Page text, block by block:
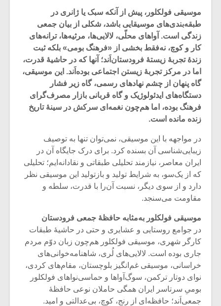
موسیقی فولکلور، پیش از آنکه سبک یا ژانری در
طبقه‌بندی‌های موسیقایی باشد، شکلی از بیان جمعی
زندگی است. آواهای محلّی، لالایی‌ها، مرثیه‌ها، ترانه‌های
کار و کوچ، نه‌فقط بخشی از «فرهنگ بومی» بلکه ثبت
زندۀ تجربۀ زیستۀ فرودستان‌اَند؛ آنها که در حاشیۀ قدرت،
اما در مرکز تجربۀ زیستن اجتماعی بوده‌اَند. این موسیقی،
گاه پنهان از چشم نهادهای رسمی، گاه زیر فشار
دستگاه‌های ایدئولوژیک و گاه قربانی بازار مصرف‌گرای
فرهنگ بوده، اما هم‌چون نغمه‌ای سرکش در سینۀ تاریخ
زنده مانده است.
در مواجهه با این موسیقی، نمی‌توان تنها به توصیف
زیبایی‌شناسی آن بسنده کرد. برای درک جایگاه آن در
ایران معاصر، نیازمند تحلیلی طبقاتی و نقادانه‌ایم؛ تحلیلی
که از یک‌سو، به شرایط تولید و بازتولید این موسیقی نظر
دارد و از سوی دیگر، نسبت آن‌را با قدرت، سلطه و
مقاومت می‌سنجد.
موسیقی فولکلور به‌مثابه حافظۀ جمعی فرودستان
در جوامع روستایی و عشایری و حتی در حاشیۀ طبقات
کارگر شهری، موسیقی فولکلور هم‌چون زبان دوّم مردم
جاری بوده است. لالایی‌های لُری، شاهنامه‌خوانی‌های
خراسانی، موسیقی غم‌انگیز بلوچستان، مقام‌های کردی،
نوای دوتار ترکمن، سوگ‌آواها و حماسی‌نواهای فولکلور
بومیِ سرتاسر ایران همگی حاملان نوعی حافظۀ
جمعی‌اَند؛ حافظه‌ای از رنج، کوچ، بی‌عدالتی و امید.